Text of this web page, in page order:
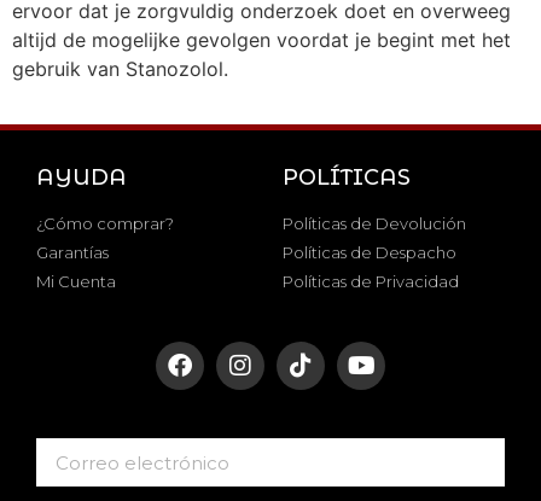
ervoor dat je zorgvuldig onderzoek doet en overweeg
altijd de mogelijke gevolgen voordat je begint met het
gebruik van Stanozolol.
AYUDA
¿Cómo comprar?
Garantías
Mi Cuenta
POLÍTICAS
Políticas de Devolución
Políticas de Despacho
Políticas de Privacidad